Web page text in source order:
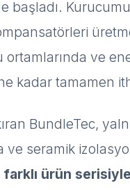
başladı.
ortamlarında ve
kadar tamamen
BundleTec,
ve seramik
farklı ürün serisiyle